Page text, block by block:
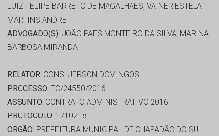
LUIZ FELIPE BARRETO DE MAGALHAES, VAINER ESTELA
MARTINS ANDRE
ADVOGADO(S): JOÃO PAES MONTEIRO DA SILVA, MARINA
BARBOSA MIRANDA
RELATOR: CONS. JERSON DOMINGOS
PROCESSO: TC/24550/2016
ASSUNTO: CONTRATO ADMINISTRATIVO 2016
PROTOCOLO: 1710218
ORGÃO: PREFEITURA MUNICIPAL DE CHAPADÃO DO SUL